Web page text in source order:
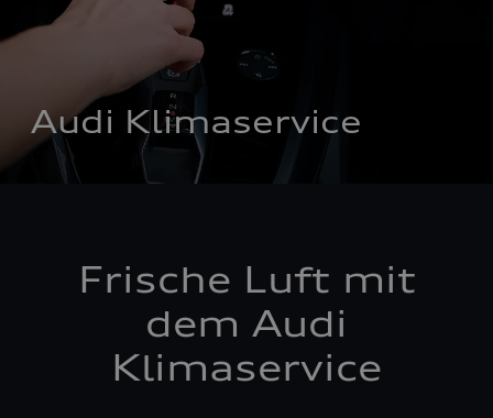
Audi Klimaservice
Frische Luft mit
dem Audi
Klimaservice